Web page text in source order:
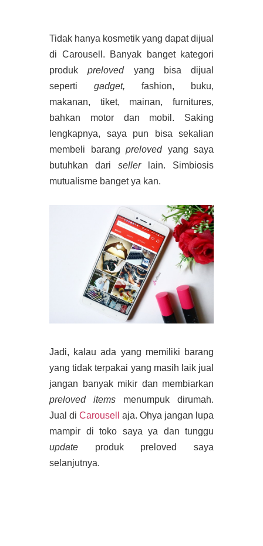
Tidak hanya kosmetik yang dapat dijual
di Carousell. Banyak banget kategori
produkpreloved yang bisa dijual
seperti gadget, fashion, buku,
makanan, tiket, mainan, furnitures,
bahkan motor dan mobil. Saking
lengkapnya, saya pun bisa sekalian
membeli barang preloved yang saya
butuhkan dari sellerlain. Simbiosis
mutualisme banget ya kan.
Jadi, kalau ada yang memiliki barang
yang tidak terpakai yang masih laik jual
jangan banyak mikir dan membiarkan
preloved items menumpuk dirumah.
Jual di Carousell
aja. Ohya jangan lupa
mampir di toko saya ya dan tunggu
update produk preloved saya
selanjutnya.